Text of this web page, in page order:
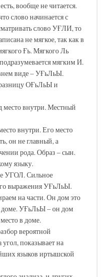
вообще не читается.
слово начинается с
слово УҒЛИ, то
не мягкое, так как в
Ғь. Мягкого Ль
мягким И.
виде – УҒьЛьЫ.
ОҒьЛьЫ и
место внутри. Местный
внутри. Его место
он не главный, а
рода. Образ – сын.
языку.
УГОЛ. Сильное
выражения УҒьЛьЫ.
на части. Он дом это
доме. УҒьЛьЫ – он дом
в доме.
вероятной
показывает на
языков иртышской